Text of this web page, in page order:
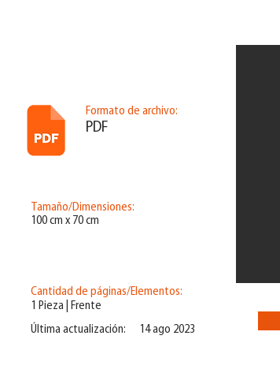
Última actualización: 14 ago 2023
Formato de archivo:
PDF
Tamaño/Dimensiones:
100 cm x 70 cm
Cantidad de páginas/Elementos:
1 Pieza | Frente